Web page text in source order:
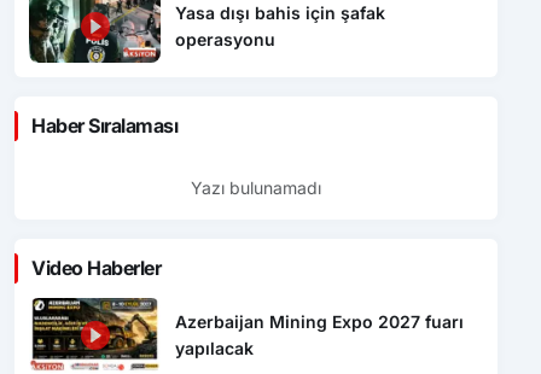
Yasa dışı bahis için şafak
operasyonu
Haber Sıralaması
Yazı bulunamadı
Video Haberler
Azerbaijan Mining Expo 2027 fuarı
yapılacak